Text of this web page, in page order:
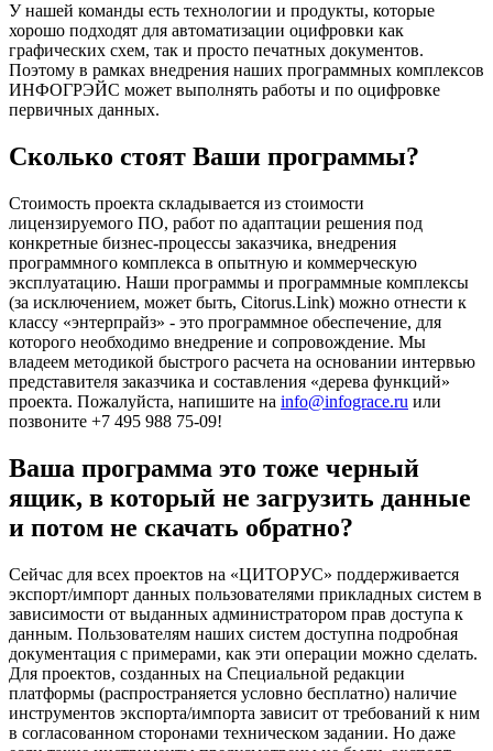
У нашей команды есть технологии и продукты, которые
хорошо подходят для автоматизации оцифровки как
графических схем, так и просто печатных документов.
Поэтому в рамках внедрения наших программных комплексов
ИНФОГРЭЙС может выполнять работы и по оцифровке
первичных данных.
Сколько стоят Ваши программы?
Стоимость проекта складывается из стоимости
лицензируемого ПО, работ по адаптации решения под
конкретные бизнес-процессы заказчика, внедрения
программного комплекса в опытную и коммерческую
эксплуатацию. Наши программы и программные комплексы
(за исключением, может быть, Citorus.Link) можно отнести к
классу «энтерпрайз» - это программное обеспечение, для
которого необходимо внедрение и сопровождение. Мы
владеем методикой быстрого расчета на основании интервью
представителя заказчика и составления «дерева функций»
проекта. Пожалуйста, напишите на info@infograce.ru или
позвоните +7 495 988 75-09!
Ваша программа это тоже черный
ящик, в который не загрузить данные
и потом не скачать обратно?
Сейчас для всех проектов на «ЦИТОРУС» поддерживается
экспорт/импорт данных пользователями прикладных систем в
зависимости от выданных администратором прав доступа к
данным. Пользователям наших систем доступна подробная
документация с примерами, как эти операции можно сделать.
Для проектов, созданных на Специальной редакции
платформы (распространяется условно бесплатно) наличие
инструментов экспорта/импорта зависит от требований к ним
в согласованном сторонами техническом задании. Но даже